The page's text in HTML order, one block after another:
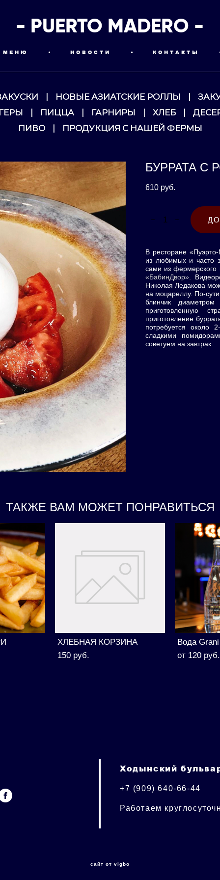
- PUERTO MADERO -
МЕНЮ • НОВОСТИ • КОНТАКТЫ
НОВЫЕ АЗИАТСКИЕ РОЛЛЫ
ПИЦЦА ГАРНИРЫ ХЛЕБ
ПИВО
ПРОДУКЦИЯ С НАШЕЙ ФЕРМЫ
БУРРАТА С
610 pуб.
В ресторане
из любимых и часто
сами из
«БабинДвор»
Николая Ледакова
на моцареллу. По-
блинчик
приготовленную
приготовление
потребуется около
сладкими
советуем на завтрак.
ТАКЖЕ ВАМ МОЖЕТ ПОНРАВИТЬСЯ
ХЛЕБНАЯ КОРЗИНА
150 pуб.
Вода Grani
от 120 pуб.
Ходынский
+7 (909) 640-66-44
Работаем
сайт от vigbo